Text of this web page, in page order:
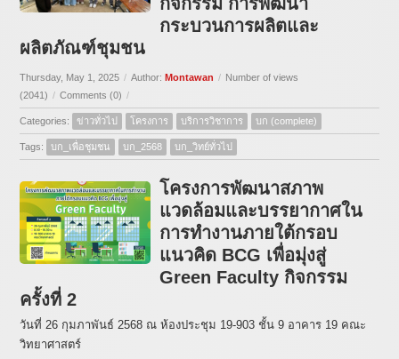
กระบวนการผลิตและ
ผลิตภัณฑ์ชุมชน
Thursday, May 1, 2025 / Author:Montawan / Number of views
(2041) / Comments (0) /
Categories: ข่าวทั่วไป โครงการ บริการวิชาการ บก (complete)
Tags: บก_เพื่อชุมชน บก_2568 บก_วิทย์ทั่วไป
โครงการพัฒนาสภาพ
แวดล้อมและบรรยากาศใน
การทำงานภายใต้กรอบ
แนวคิด BCG เพื่อมุ่งสู่
Green Faculty กิจกรรม
ครั้งที่ 2
วันที่ 26 กุมภาพันธ์ 2568 ณ ห้องประชุม 19-903 ชั้น 9 อาคาร 19 คณะ
วิทยาศาสตร์